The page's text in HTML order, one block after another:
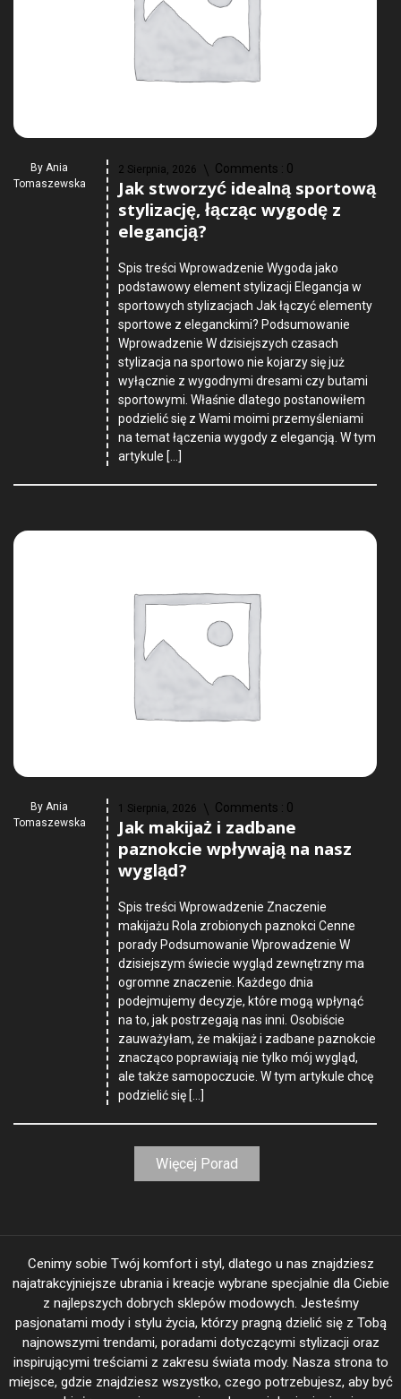
By Ania
Tomaszewska
2 Sierpnia, 2026 Comments : 0
Jak stworzyć idealną sportową
stylizację, łącząc wygodę z
elegancją?
Spis treści Wprowadzenie Wygoda jako
podstawowy element stylizacji Elegancja w
sportowych stylizacjach Jak łączyć elementy
sportowe z eleganckimi? Podsumowanie
Wprowadzenie W dzisiejszych czasach
stylizacja na sportowo nie kojarzy się już
wyłącznie z wygodnymi dresami czy butami
sportowymi. Właśnie dlatego postanowiłem
podzielić się z Wami moimi przemyśleniami
na temat łączenia wygody z elegancją. W tym
artykule […]
By Ania
Tomaszewska
1 Sierpnia, 2026 Comments : 0
Jak makijaż i zadbane
paznokcie wpływają na nasz
wygląd?
Spis treści Wprowadzenie Znaczenie
makijażu Rola zrobionych paznokci Cenne
porady Podsumowanie Wprowadzenie W
dzisiejszym świecie wygląd zewnętrzny ma
ogromne znaczenie. Każdego dnia
podejmujemy decyzje, które mogą wpłynąć
na to, jak postrzegają nas inni. Osobiście
zauważyłam, że makijaż i zadbane paznokcie
znacząco poprawiają nie tylko mój wygląd,
ale także samopoczucie. W tym artykule chcę
podzielić się […]
Więcej Porad
Cenimy sobie Twój komfort i styl, dlatego u nas znajdziesz
najatrakcyjniejsze ubrania i kreacje wybrane specjalnie dla Ciebie
z najlepszych dobrych sklepów modowych. Jesteśmy
pasjonatami mody i stylu życia, którzy pragną dzielić się z Tobą
najnowszymi trendami, poradami dotyczącymi stylizacji oraz
inspirującymi treściami z zakresu świata mody. Nasza strona to
miejsce, gdzie znajdziesz wszystko, czego potrzebujesz, aby być